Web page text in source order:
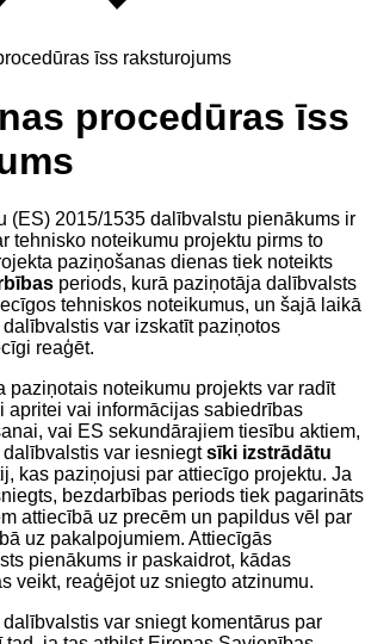
īss raksturojums
procedūras īss
(ES) 2015/1535 dalībvalstu pienākums ir
tehnisko noteikumu projektu pirms to
paziņošanas dienas tiek noteikts
periods, kurā paziņotāja dalībvalsts
tehniskos noteikumus, un šajā laikā
var izskatīt paziņotos
reaģēt.
paziņotais noteikumu projekts var radīt
apritei vai informācijas sabiedrības
vai ES sekundārajiem tiesību aktiem,
var iesniegtsīki izstrādātu
kas paziņojusi par attiecīgo projektu. Ja
bezdarbības periods tiek pagarināts
attiecībā uz precēm un papildus vēl par
uz pakalpojumiem. Attiecīgās
pienākums ir paskaidrot, kādas
veikt, reaģējot uz sniegto atzinumu.
var sniegt komentārus par